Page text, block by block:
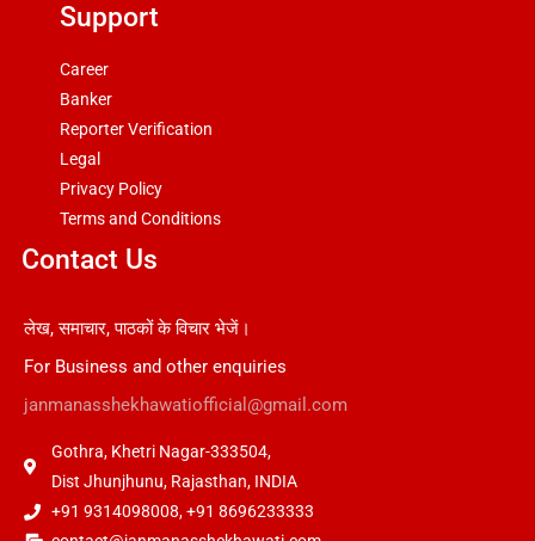
Support
Career
Banker
Reporter Verification
Legal
Privacy Policy
Terms and Conditions
Contact Us
लेख, समाचार, पाठकों के विचार भेजें।
For Business and other enquiries
janmanasshekhawatiofficial@gmail.com
Gothra, Khetri Nagar-333504,
Dist Jhunjhunu, Rajasthan, INDIA
+91 9314098008, +91 8696233333